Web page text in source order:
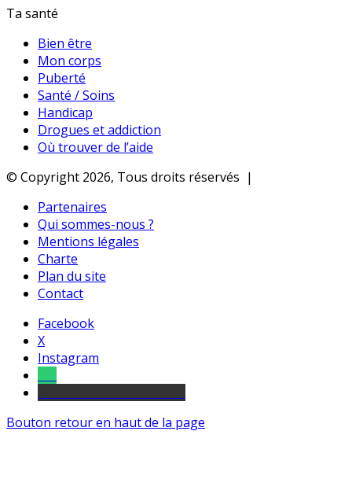
Ta santé
Bien être
Mon corps
Puberté
Santé / Soins
Handicap
Drogues et addiction
Où trouver de l’aide
© Copyright 2026, Tous droits réservés |
Partenaires
Qui sommes-nous ?
Mentions légales
Charte
Plan du site
Contact
Facebook
X
Instagram
Bouton retour en haut de la page